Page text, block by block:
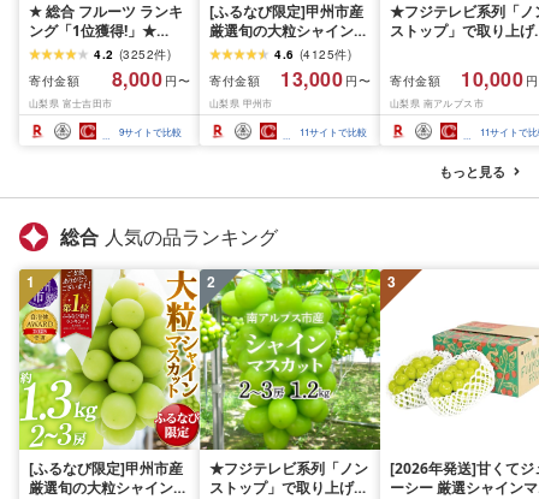
★ 総合 フルーツ ランキ
ング「1位獲得!」★
2026年発送 シャインマ
スカット 選べる容量
500g 1kg 1.5kg 2kg
3kg ふるさと納税 フル
ーツ ぶどう 果物 送料無
料 山梨県産 2026 旬 大
2026年発送 ]
4.2 (3252件)
寄付金額
8,000 円〜
山梨県 富士吉田市
9サイトで比較
[ふるなび限定]甲州市産
厳選旬の大粒シャインマ
スカット 約1.3kg 2〜3
房[2026年発送]
(MG)B12-472 FN-
Limited-VO シャインマ
スカット フルーツ
4.6 (4125件)
寄付金額
13,000 円〜
山梨県 甲州市
11サイトで比較
★フジテレビ系列「ノ
ストップ」で取り上げ
先行予約]南アルプス市
産シャインマスカット
1.2kg以上(2〜3房)ふ
さと納税 おすすめ 山
県 南アルプス市 送料
寄付金額 10,000
山梨県 南アルプス市
11サイトで
もっと見る
総合 人気の品ランキング
1
[ふるなび限定]甲州市産
厳選旬の大粒シャインマ
2
★フジテレビ系列「ノン
ストップ」で取り上げら
3
[2026年発送]甘くてジ
ーシー 厳選シャインマ